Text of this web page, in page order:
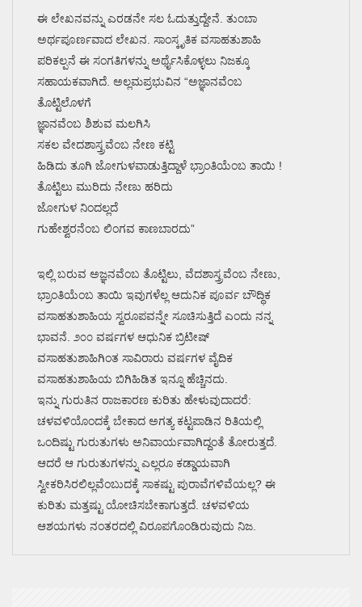
ಈ ಲೇಖನವನ್ನು ಎರಡನೇ ಸಲ ಓದುತ್ತುದ್ದೇನೆ. ತುಂಬಾ
ಅರ್ಥಪೂರ್ಣವಾದ ಲೇಖನ. ಸಾಂಸ್ಕೃತಿಕ ವಸಾಹತುಶಾಹಿ
ಪರಿಕಲ್ಪನೆ ಈ ಸಂಗತಿಗಳನ್ನು ಅರ್ಥೈಸಿಕೊಳ್ಳಲು ನಿಜಕ್ಕೂ
ಸಹಾಯಕವಾಗಿದೆ. ಅಲ್ಲಮಪ್ರಭುವಿನ “ಅಜ್ಞಾನವೆಂಬ
ತೊಟ್ಟಿಲೊಳಗೆ
ಜ್ಞಾನವೆಂಬ ಶಿಶುವ ಮಲಗಿಸಿ
ಸಕಲ ವೇದಶಾಸ್ತ್ರವೆಂಬ ನೇಣ ಕಟ್ಟಿ
ಹಿಡಿದು ತೂಗಿ ಜೋಗುಳವಾಡುತ್ತಿದ್ದಾಳೆ ಭ್ರಾಂತಿಯೆಂಬ ತಾಯಿ !
ತೊಟ್ಟಿಲು ಮುರಿದು ನೇಣು ಹರಿದು
ಜೋಗುಳ ನಿಂದಲ್ಲದೆ
ಗುಹೇಶ್ವರನೆಂಬ ಲಿಂಗವ ಕಾಣಬಾರದು”
ಇಲ್ಲಿ ಬರುವ ಅಜ್ಞನವೆಂಬ ತೊಟ್ಟಿಲು, ವೆದಶಾಸ್ತ್ರವೆಂಬ ನೇಣು,
ಭ್ರಾಂತಿಯೆಂಬ ತಾಯಿ ಇವುಗಳೆಲ್ಲ ಆದುನಿಕ ಪೂರ್ವ ಬೌದ್ಧಿಕ
ವಸಾಹತುಶಾಹಿಯ ಸ್ವರೂಪವನ್ನೇ ಸೂಚಿಸುತ್ತಿದೆ ಎಂದು ನನ್ನ
ಭಾವನೆ. ೨೦೦ ವರ್ಷಗಳ ಆಧುನಿಕ ಬ್ರಿಟೀಷ್
ವಸಾಹತುಶಾಹಿಗಿಂತ ಸಾವಿರಾರು ವರ್ಷಗಳ ವೈದಿಕ
ವಸಾಹತುಶಾಹಿಯ ಬಿಗಿಹಿಡಿತ ಇನ್ನೂ ಹೆಚ್ಚಿನದು.
ಇನ್ನು ಗುರುತಿನ ರಾಜಕಾರಣ ಕುರಿತು ಹೇಳುವುದಾದರೆ:
ಚಳವಳಿಯೊಂದಕ್ಕೆ ಬೇಕಾದ ಅಗತ್ಯ ಕಟ್ಟಪಾಡಿನ ರಿತಿಯಲ್ಲಿ
ಒಂದಿಷ್ಟು ಗುರುತುಗಳು ಅನಿವಾರ್ಯವಾಗಿದ್ದಂತೆ ತೋರುತ್ತದೆ.
ಆದರೆ ಆ ಗುರುತುಗಳನ್ನು ಎಲ್ಲರೂ ಕಡ್ಡಾಯವಾಗಿ
ಸ್ವೀಕರಿಸಿರಲಿಲ್ಲವೆಂಬುದಕ್ಕೆ ಸಾಕಷ್ಟು ಪುರಾವೆಗಳಿವೆಯಲ್ಲ? ಈ
ಕುರಿತು ಮತ್ತಷ್ಟು ಯೋಚಿಸಬೇಕಾಗುತ್ತದೆ. ಚಳವಳಿಯ
ಆಶಯಗಳು ನಂತರದಲ್ಲಿ ವಿರೂಪಗೊಂಡಿರುವುದು ನಿಜ.